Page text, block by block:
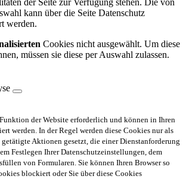
der Seite zur Verfügung stehen. Die von
kann über die Seite Datenschutz
werden.
Cookies nicht ausgewählt. Um diese
müssen sie diese per Auswahl zulassen.
der Website erforderlich und können in Ihren
werden. In der Regel werden diese Cookies nur als
Aktionen gesetzt, die einer Dienstanforderung
Festlegen Ihrer Datenschutzeinstellungen, dem
von Formularen. Sie können Ihren Browser so
blockiert oder Sie über diese Cookies